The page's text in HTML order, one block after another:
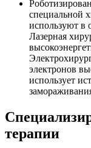
специальной
используют в
Лазерная
электронов
использует
терапии